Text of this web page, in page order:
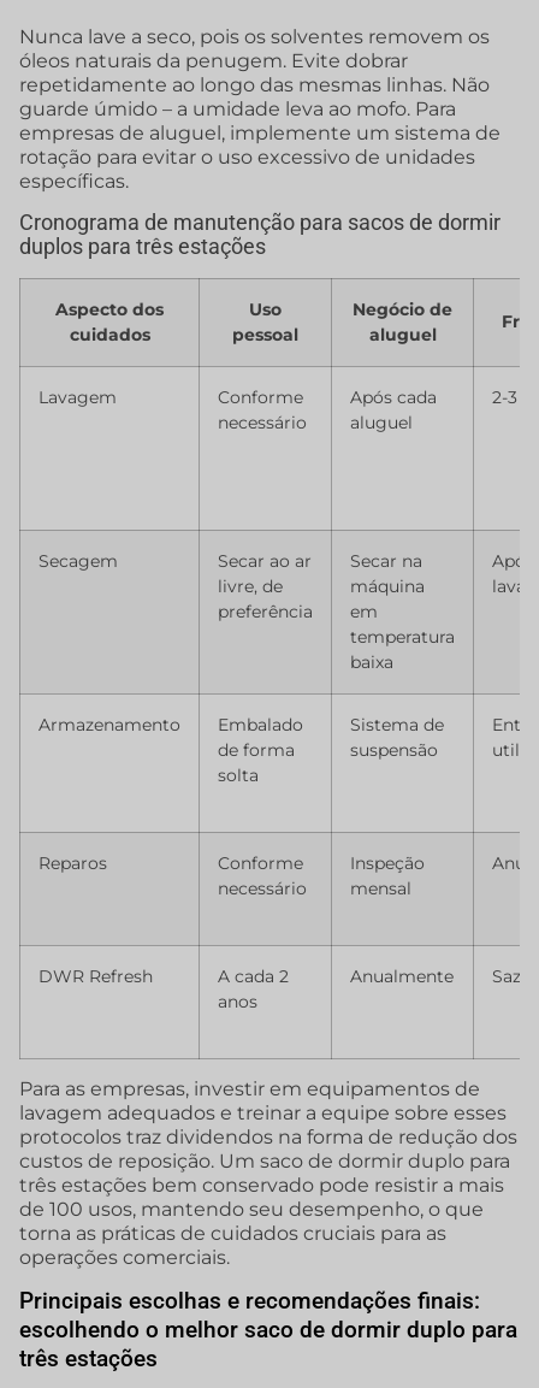
Nunca lave a seco, pois os solventes removem os
óleos naturais da penugem. Evite dobrar
repetidamente ao longo das mesmas linhas. Não
guarde úmido – a umidade leva ao mofo. Para
empresas de aluguel, implemente um sistema de
rotação para evitar o uso excessivo de unidades
específicas.
Cronograma de manutenção para sacos de dormir
duplos para três estações
Aspecto dos
cuidados
Uso
pessoal
Negócio de
aluguel
Lavagem
Conforme
necessário
Após cada
aluguel
2-3
Secagem
Secar ao ar
livre, de
preferência
Secar na
máquina
em
temperatura
baixa
Após
Armazenamento
Embalado
de forma
solta
Sistema de
suspensão
Entre
Reparos
Conforme
necessário
Inspeção
mensal
DWR Refresh
A cada 2
anos
Anualmente
Para as empresas, investir em equipamentos de
lavagem adequados e treinar a equipe sobre esses
protocolos traz dividendos na forma de redução dos
custos de reposição. Um saco de dormir duplo para
três estações bem conservado pode resistir a mais
de 100 usos, mantendo seu desempenho, o que
torna as práticas de cuidados cruciais para as
operações comerciais.
Principais escolhas e recomendações finais:
escolhendo o melhor saco de dormir duplo para
três estações